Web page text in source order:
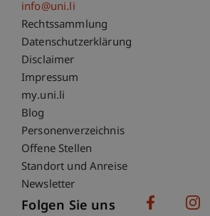
info@uni.li
Fußzeile Rechtliche
Rechtssammlung
Datenschutzerklärung
Disclaimer
Impressum
Fußzeile Subdomain-
my.uni.li
Blog
Personenverzeichnis
Offene Stellen
Standort und Anreise
Newsletter
Folgen Sie uns